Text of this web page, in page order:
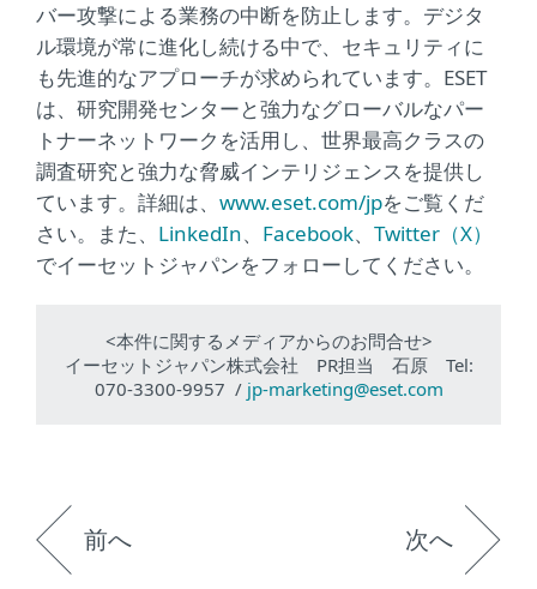
バー攻撃による業務の中断を防止します。デジタ
ル環境が常に進化し続ける中で、セキュリティに
も先進的なアプローチが求められています。ESET
は、研究開発センターと強力なグローバルなパー
トナーネットワークを活用し、世界最高クラスの
調査研究と強力な脅威インテリジェンスを提供し
ています。詳細は、 www.eset.com/jpをご覧くだ
さい。また、 LinkedIn、 Facebook、 Twitter（X）
でイーセットジャパンをフォローしてください。
<本件に関するメディアからのお問合せ>
イーセットジャパン株式会社 PR担当 石原 Tel:
070-3300-9957 / jp-marketing@eset.com
前へ 次へ